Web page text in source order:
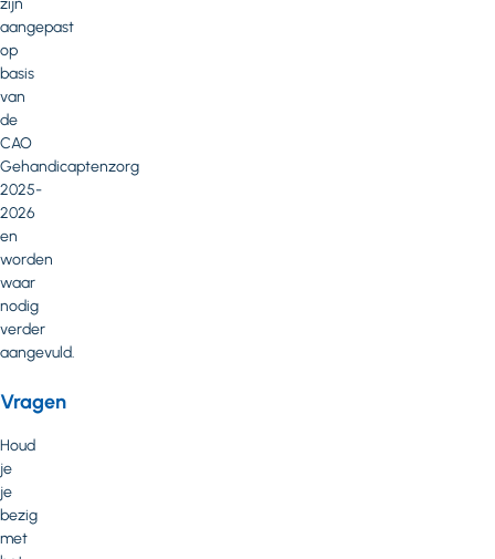
zijn
aangepast
op
basis
van
de
CAO
Gehandicaptenzorg
2025-
2026
en
worden
waar
nodig
verder
aangevuld.
Vragen
Houd
je
je
bezig
met